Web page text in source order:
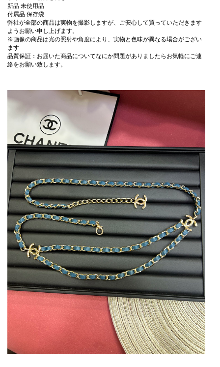
新品 未使用品
付属品 保存袋
弊社が全部の商品は実物を撮影しますが、ご安心して買っていただきます
ようお願い申し上げます。
※画像の商品は光の照射や角度により、実物と色味が異なる場合がござい
ます
品質保証：お届いた商品についてなにか問題がありましたらお気軽にご連
絡をお願い致します。